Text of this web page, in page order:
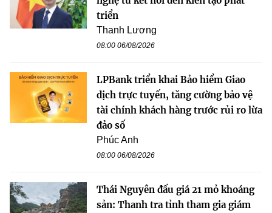
triển
Thanh Lương
08:00 06/08/2026
LPBank triển khai Bảo hiểm Giao
dịch trực tuyến, tăng cường bảo vệ
tài chính khách hàng trước rủi ro lừa
đảo số
Phúc Anh
08:00 06/08/2026
Thái Nguyên đấu giá 21 mỏ khoáng
sản: Thanh tra tỉnh tham gia giám